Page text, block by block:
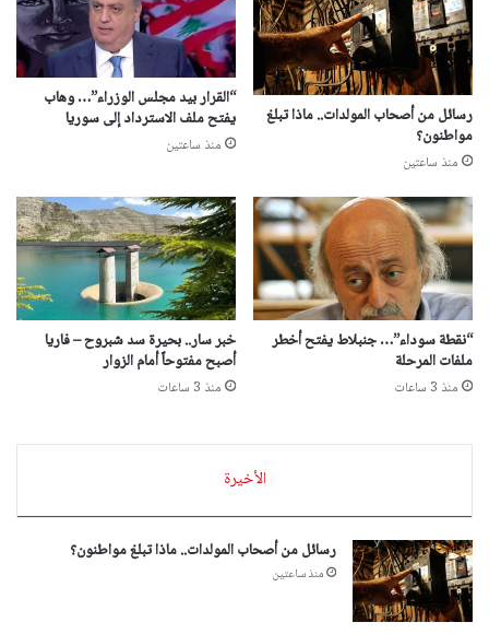
رسائل من أصحاب المولدات.. ماذا تبلغ
مواطنون؟
منذ ساعتين
“القرار بيد مجلس الوزراء”… وهاب
يفتح ملف الاسترداد إلى سوريا
منذ ساعتين
“نقطة سوداء”… جنبلاط يفتح أخطر
ملفات المرحلة
منذ 3 ساعات
خبر سار.. بحيرة سد شبروح – فاريا
أصبح مفتوحاً أمام الزوار
منذ 3 ساعات
الأخيرة
رسائل من أصحاب المولدات.. ماذا تبلغ مواطنون؟
منذ ساعتين